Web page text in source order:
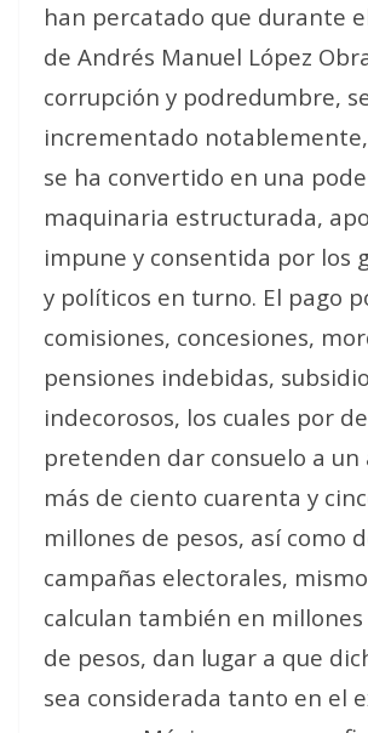
han percatado que durante
de Andrés Manuel López
corrupción y podredumbre,
incrementado
se ha convertido en una
maquinaria estructurada,
impune y consentida por los
y políticos en turno. El pago
comisiones, concesiones,
pensiones indebidas,
indecorosos, los cuales por
pretenden dar consuelo a
más de ciento cuarenta y
millones de pesos, así como
campañas electorales,
calculan también en
de pesos, dan lugar a que
sea considerada tanto en el